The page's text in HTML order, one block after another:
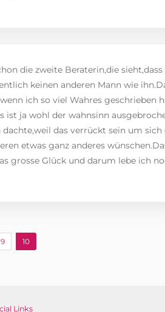
die zweite Beraterin,die
keinen anderen Mann wie
ich so viel Wahres geschrieben
ist ja wohl der wahnsinn
dachte,weil das verrückt sein um
etwas ganz anderes
grosse Glück und darum lebe ich
9 10
Links